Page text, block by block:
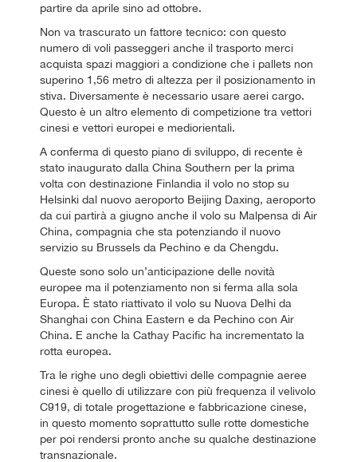
partire da aprile sino ad ottobre.
Non va trascurato un fattore tecnico: con questo
numero di voli passeggeri anche il trasporto merci
acquista spazi maggiori a condizione che i pallets non
superino 1,56 metro di altezza per il posizionamento in
stiva. Diversamente è necessario usare aerei cargo.
Questo è un altro elemento di competizione tra vettori
cinesi e vettori europei e mediorientali.
A conferma di questo piano di sviluppo, di recente è
stato inaugurato dalla China Southern per la prima
volta con destinazione Finlandia il volo no stop su
Helsinki dal nuovo aeroporto Beijing Daxing, aeroporto
da cui partirà a giugno anche il volo su Malpensa di Air
China, compagnia che sta potenziando il nuovo
servizio su Brussels da Pechino e da Chengdu.
Queste sono solo un’anticipazione delle novità
europee ma il potenziamento non si ferma alla sola
Europa. È stato riattivato il volo su Nuova Delhi da
Shanghai con China Eastern e da Pechino con Air
China. E anche la Cathay Pacific ha incrementato la
rotta europea.
Tra le righe uno degli obiettivi delle compagnie aeree
cinesi è quello di utilizzare con più frequenza il velivolo
C919, di totale progettazione e fabbricazione cinese,
in questo momento soprattutto sulle rotte domestiche
per poi rendersi pronto anche su qualche destinazione
transnazionale.